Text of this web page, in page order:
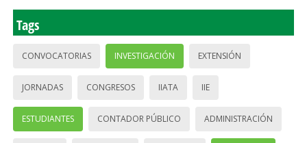
Tags
CONVOCATORIAS INVESTIGACIÓN EXTENSIÓN
JORNADAS CONGRESOS IIATA IIE
ESTUDIANTES CONTADOR PÚBLICO ADMINISTRACIÓN